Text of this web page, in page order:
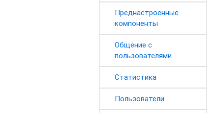
Преднастроенные
компоненты
Общение с
пользователями
Статистика
Пользователи